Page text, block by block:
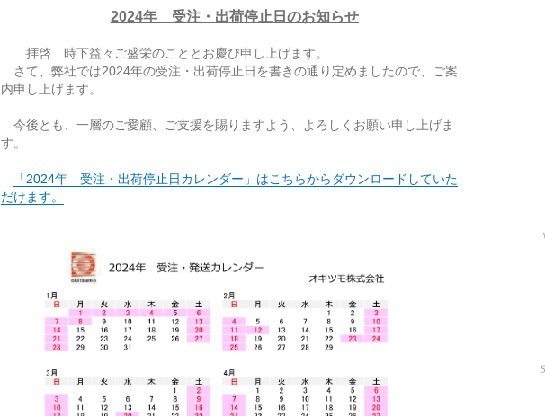
2024年 受注・出荷停止日のお知らせ
拝啓 時下益々ご盛栄のこととお慶び申し上げます。
さて、弊社では2024年の受注・出荷停止日を書きの通り定めましたので、ご案
内申し上げます。
今後とも、一層のご愛顧、ご支援を賜りますよう、よろしくお願い申し上げま
す。
「2024年 受注・出荷停止日カレンダー」はこちらからダウンロードしていた
だけます。